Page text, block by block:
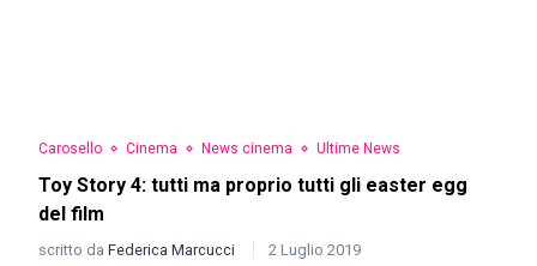
Carosello Cinema News cinema Ultime News
Toy Story 4: tutti ma proprio tutti gli easter egg
del film
scritto da Federica Marcucci 2 Luglio 2019